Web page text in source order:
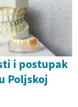
i postupak
Poljskoj